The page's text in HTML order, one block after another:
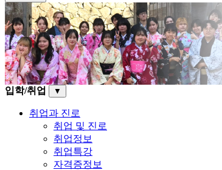
입학/취업 ▼
취업과 진로
취업 및 진로
취업정보
취업특강
자격증정보